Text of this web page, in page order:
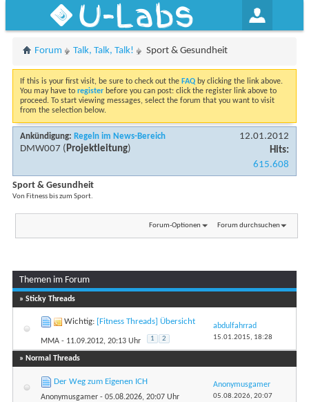
U-Labs
Forum Talk, Talk, Talk! Sport & Gesundheit
If this is your first visit, be sure to check out the FAQ by clicking the link above.
You may have to register before you can post: click the register link above to
proceed. To start viewing messages, select the forum that you want to visit
from the selection below.
Ankündigung: Regeln im News-Bereich
DMW007 (Projektleitung)
12.01.2012
Hits:
615.608
Sport & Gesundheit
Von Fitness bis zum Sport.
Forum-Optionen Forum durchsuchen
Themen im Forum
» Sticky Threads
Wichtig: [Fitness Threads] Übersicht
MMA - 11.09.2012, 20:13 Uhr 1 2
abdulfahrrad
15.01.2015, 18:28
» Normal Threads
Der Weg zum Eigenen ICH
Anonymusgamer - 05.08.2026, 20:07 Uhr
Anonymusgamer
05.08.2026, 20:07